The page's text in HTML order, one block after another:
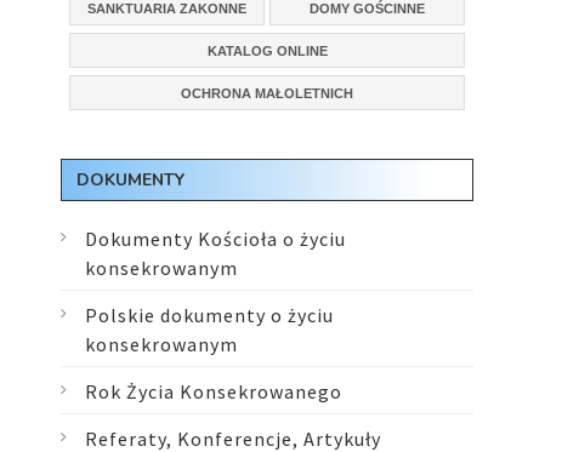
SANKTUARIA ZAKONNE DOMY GOŚCINNE
KATALOG ONLINE
OCHRONA MAŁOLETNICH
DOKUMENTY
Dokumenty Kościoła o życiu
konsekrowanym
Polskie dokumenty o życiu
konsekrowanym
Rok Życia Konsekrowanego
Referaty, Konferencje, Artykuły